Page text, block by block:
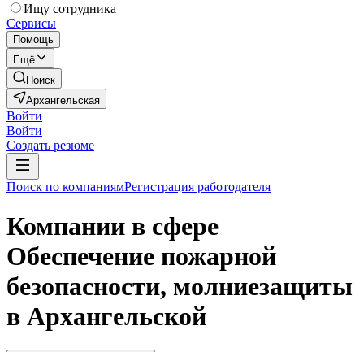
Ищу сотрудника
Сервисы
Помощь
Ещё
Поиск
Архангельская
Войти
Войти
Создать резюме
Поиск по компаниямРегистрация работодателя
Компании в сфере
Обеспечение пожарной
безопасности, молниезащиты
в Архангельской